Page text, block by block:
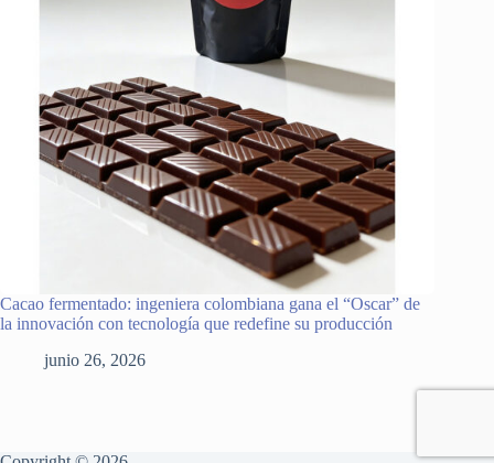
Cacao fermentado: ingeniera colombiana gana el “Oscar” de
la innovación con tecnología que redefine su producción
junio 26, 2026